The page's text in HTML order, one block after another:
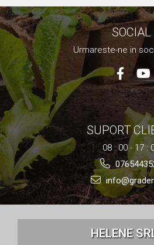
Polizor de banc
Masini de gaurit
Masini de debitat metal
Cutit termic electric
Cosuri Si Pubele
SOCIAL
Urmareste-ne in
SUPORT
08 : 00 - 17 :
HELENE